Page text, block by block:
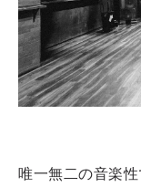
唯一無二の音楽